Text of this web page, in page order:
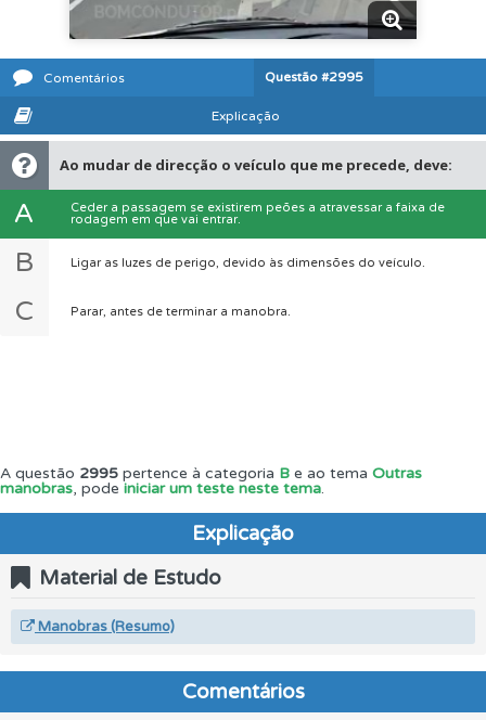
Comentários Questão #2995
Explicação
Ao mudar de direcção o veículo que me precede, deve:
A
Ceder a passagem se existirem peões a atravessar a faixa de
rodagem em que vai entrar.
B Ligar as luzes de perigo, devido às dimensões do veículo.
C Parar, antes de terminar a manobra.
A questão 2995 pertence à categoria B e ao tema Outras
manobras, pode iniciar um teste neste tema.
Explicação
Material de Estudo
Manobras (Resumo)
Comentários